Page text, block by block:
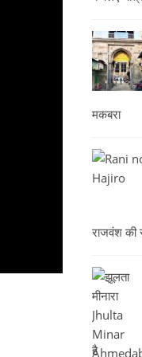
मकबरा
राजवंश की
है